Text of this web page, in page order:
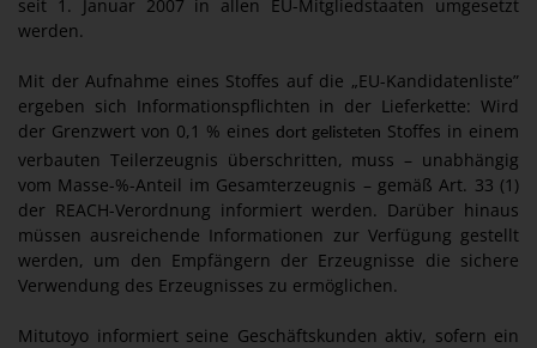
seit 1. Januar 2007 in allen EU-Mitgliedstaaten umgesetzt
werden.
Mit der Aufnahme eines Stoffes auf die „EU-Kandidatenliste”
ergeben sich Informationspflichten in der Lieferkette: Wird
der Grenzwert von 0,1 % eines dort gelisteten Stoffes in einem
verbauten Teilerzeugnis überschritten, muss – unabhängig
vom Masse-%-Anteil im Gesamterzeugnis – gemäß Art. 33 (1)
der REACH-Verordnung informiert werden. Darüber hinaus
müssen ausreichende Informationen zur Verfügung gestellt
werden, um den Empfängern der Erzeugnisse die sichere
Verwendung des Erzeugnisses zu ermöglichen.
Mitutoyo informiert seine Geschäftskunden aktiv, sofern ein